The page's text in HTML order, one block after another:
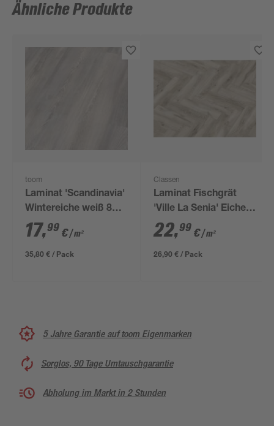
Ähnliche Produkte
toom
Laminat 'Scandinavia'
Wintereiche weiß 8
mm
17,99 €/ m²
35,80 € / Pack
Classen
Laminat Fischgrät
'Ville La Senia' Eiche
hellgrau 8 mm
22,99 €/ m²
26,90 € / Pack
5 Jahre Garantie auf toom Eigenmarken
Sorglos, 90 Tage Umtauschgarantie
Abholung im Markt in 2 Stunden